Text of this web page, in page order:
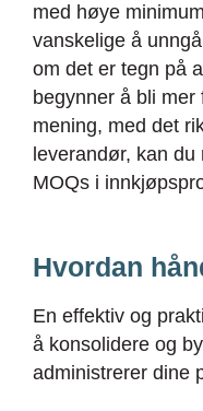
med høye
vanskelige å
om det er tegn på
begynner å bli
mening, med det
leverandør, kan
MOQs i
Hvordan
En effektiv og
å konsolidere og
administrerer dine